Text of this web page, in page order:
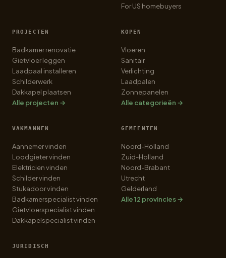
For US homebuyers
PROJECTEN
Badkamer renovatie
Gietvloer leggen
Laadpaal installeren
Schilderwerk
Dakkapel plaatsen
Alle projecten →
KOPEN
Vloeren
Sanitair
Verlichting
Laadpalen
Zonnepanelen
Alle categorieën →
VAKMANNEN
Aannemer vinden
Loodgieter vinden
Elektricien vinden
Schilder vinden
Stukadoor vinden
Badkamerspecialist vinden
Gietvloerspecialist vinden
Dakkapelspecialist vinden
GEMEENTEN
Noord-Holland
Zuid-Holland
Noord-Brabant
Utrecht
Gelderland
Alle 12 provincies →
JURIDISCH